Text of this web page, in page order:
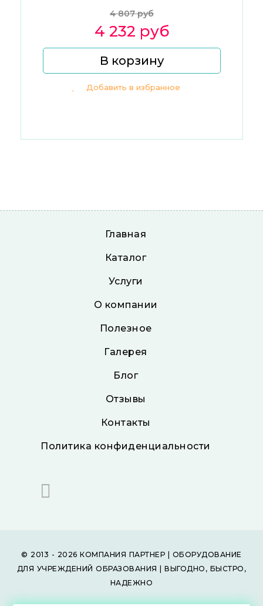
4 807 руб
4 232 руб
В корзину
Добавить в избранное
Главная
Каталог
Услуги
О компании
Полезное
Галерея
Блог
Отзывы
Контакты
Политика конфиденциальности
© 2013 - 2026 КОМПАНИЯ ПАРТНЕР | ОБОРУДОВАНИЕ
ДЛЯ УЧРЕЖДЕНИЙ ОБРАЗОВАНИЯ | ВЫГОДНО, БЫСТРО,
НАДЕЖНО